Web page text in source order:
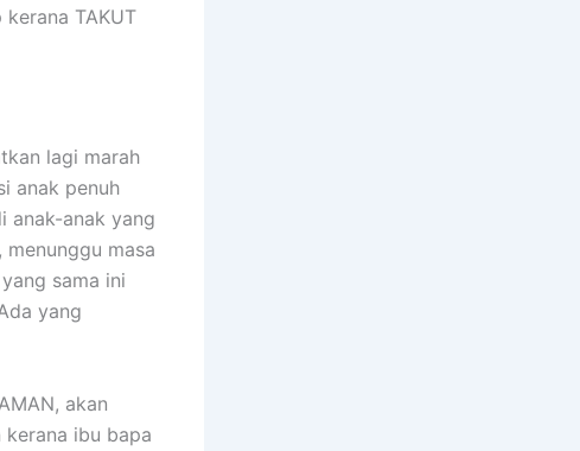
TAKUT
lagi marah
anak penuh
anak-anak yang
masa
sama ini
yang
akan
ibu bapa